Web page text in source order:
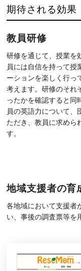
期待される効果
教員研修
研修を通じて、授業を
員には自信を持って授
ーションを楽しく行っ
考えます。研修のそれ
ったかを確認すると同
員の英語力について、
ただき、教員に求めら
す。
地域支援者の育
各地域において支援者
い、事後の調査票等を